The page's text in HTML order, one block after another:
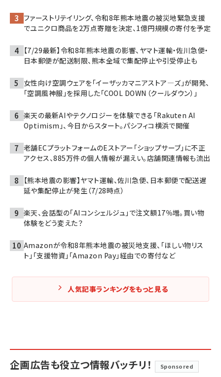
ファーストリテイリング、令和8年熊本地震の被災地緊急支援
でユニクロ商品を2万点寄贈を決定、1億円規模の寄付を予定
【7/29最新】令和8年熊本地震の影響、ヤマト運輸・佐川急便・
日本郵便が配送制限、熊本全域で集配停止や引受停止も
女性向け空調ウェアを「イーザッカマニアストア―ズ」が開発、
「空調風神服」を採用した「COOL DOWN（クールダウン）」
楽天の最新AIやテクノロジーを体験できる「Rakuten AI
Optimism」、今日からスタート。パシフィコ横浜で開催
老舗ECプラットフォームのEストアー「ショップサーブ」に不正
アクセス、885万件の個人情報が漏えい。店舗関連情報も流出
【熊本地震の影響】ヤマト運輸、佐川急便、日本郵便で配送遅
延や集配停止が発生（7/28時点）
楽天、会話型の「AIコンシェルジュ」で注文額17％増。買い物
体験をどう変えた？
Amazonが令和8年熊本地震の被災地支援、「ほしい物リス
ト」「支援物資」「Amazon Pay」経由での寄付など
人気記事ランキングをもっと見る
企画広告も役立つ情報バッチリ！ Sponsored